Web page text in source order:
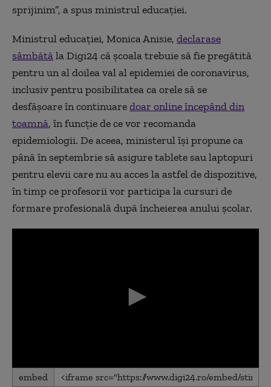
sprijinim”, a spus ministrul educației.
Ministrul educației, Monica Anisie, declarase
sâmbătăla Digi24 că școala trebuie să fie pregătită
pentru un al doilea val al epidemiei de coronavirus,
inclusiv pentru posibilitatea ca orele să se
desfășoare în continuaredoar online începând din
toamnă, în funcție de ce vor recomanda
epidemiologii. De aceea, ministerul își propune ca
până în septembrie să asigure tablete sau laptopuri
pentru elevii care nu au acces la astfel de dispozitive,
în timp ce profesorii vor participa la cursuri de
formare profesională după încheierea anului școlar.
0
seconds
embed